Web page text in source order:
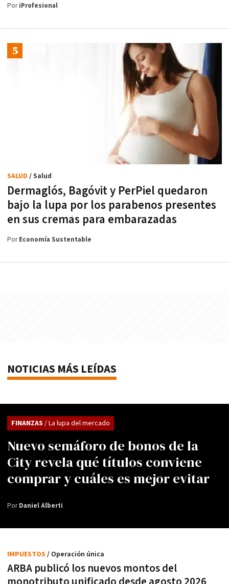
PoriProfesional
Dermaglós, Bagóvit y PerPiel quedaron
bajo la lupa por los parabenos presentes
en sus cremas para embarazadas
SALUD / Salud
PorEconomía Sustentable
NOTICIAS MÁS LEÍDAS
Nuevo semáforo de bonos de la
City revela qué títulos conviene
comprar y cuáles es mejor evitar
FINANZAS / La lupa del mercado
PorDaniel Alberti
ARBA publicó los nuevos montos del
IMPUESTOS / Operación única